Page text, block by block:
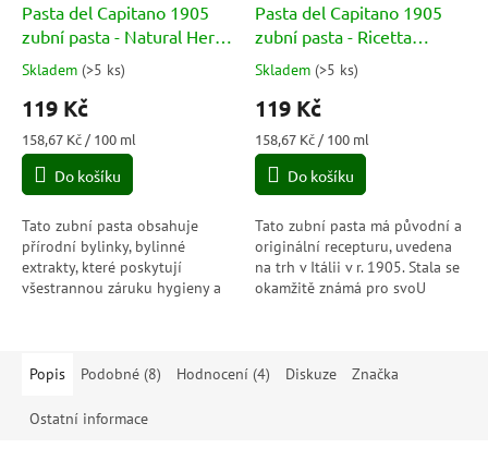
Pasta del Capitano 1905
zubní pasta - Natural Herbs
75ml
Průměrné
hodnocení
produktu
je
5,0
5
hvězdiček.
Skladem (>5 ks)
119 Kč
Měrná
cena:
158,67 Kč / 100 ml
Do košíku
Tato zubní pasta obsahuje
přírodní bylinky, bylinné
extrakty, které poskytují
všestrannou záruku hygieny a
Pasta del Capitano 1905
zubní pasta - Ricetta
Originale 75ml
Průměrné
hodnocení
produktu
je
5,0
5
hvězdiček.
Skladem (>5 ks)
119 Kč
Měrná
cena:
158,67 Kč / 100 ml
Do košíku
Tato zubní pasta má původní a
originální recepturu, uvedena
na trh v Itálii v r. 1905. Stala se
okamžitě známá pro svoU
Popis Podobné (8) Hodnocení (4) Diskuze Značka
Ostatní informace